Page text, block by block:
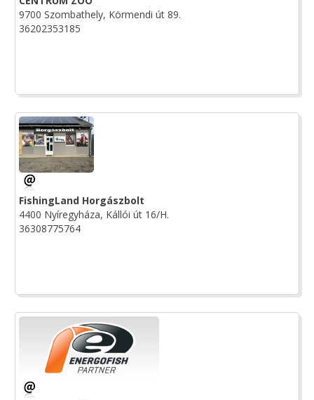
9700 Szombathely, Körmendi út 89.
36202353185
FishingLand Horgászbolt
4400 Nyíregyháza, Kállói út 16/H.
36308775764